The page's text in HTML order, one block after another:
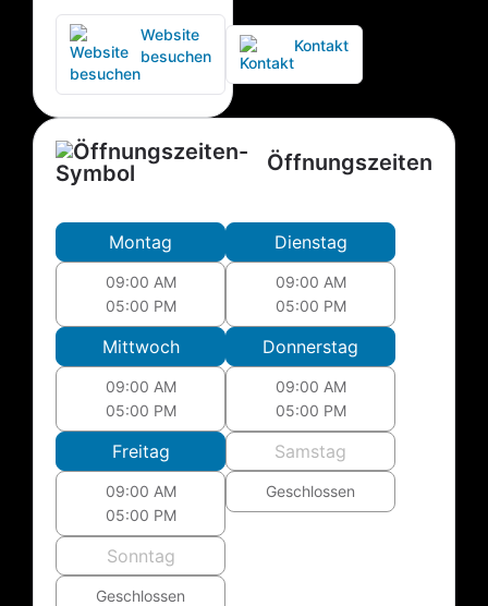
Website
besuchen
Kontakt
Öffnungszeiten
Montag
09:00 AM
05:00 PM
Dienstag
09:00 AM
05:00 PM
Mittwoch
09:00 AM
05:00 PM
Donnerstag
09:00 AM
05:00 PM
Freitag
09:00 AM
05:00 PM
Samstag
Geschlossen
Sonntag
Geschlossen